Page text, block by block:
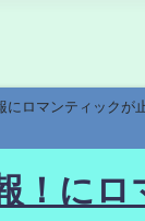
ロマンティックが
！にロ